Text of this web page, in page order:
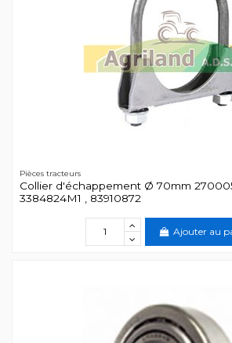
Pièces tracteurs
Collier d'échappement Ø 70mm
3384824M1 , 83910872
Ajouter au